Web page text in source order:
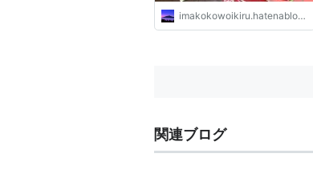
imakokowoikiru.hatenablog.com
関連ブログ